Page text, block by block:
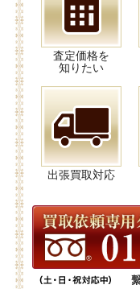
査定価格を
知りたい
出張買取対応